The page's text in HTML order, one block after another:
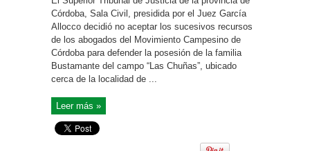
Córdoba, Sala Civil, presidida por el Juez García
Allocco decidió no aceptar los sucesivos recursos
de los abogados del Movimiento Campesino de
Córdoba para defender la posesión de la familia
Bustamante del campo “Las Chuñas”, ubicado
cerca de la localidad de ...
Leer más »